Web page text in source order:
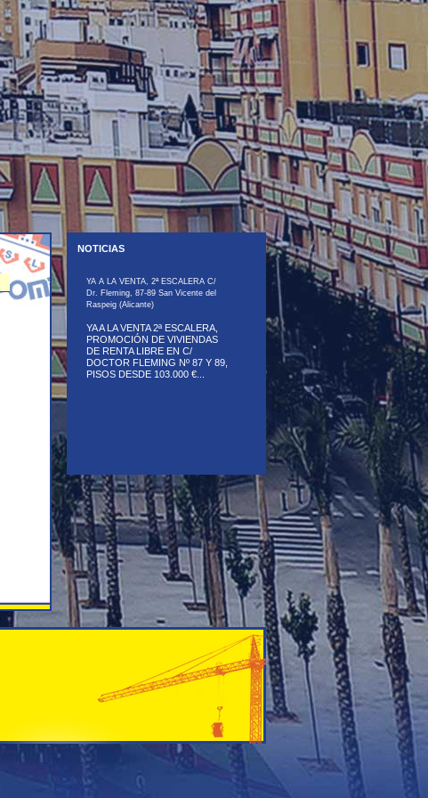
NOTICIAS
YA A LA VENTA, 2ª ESCALERA C/
Dr. Fleming, 87-89 San Vicente del
Raspeig (Alicante)
YA A LA VENTA 2ª ESCALERA,
PROMOCIÓN DE VIVIENDAS
DE RENTA LIBRE EN C/
DOCTOR FLEMING Nº 87 Y 89,
PISOS DESDE 103.000 €...
Para más información entra en
OFERTAS / NUEVAS OFERTAS
...
NUEVA OFERTA DE PROMOCIÓN
EN CALLE DOCTOR FLEMING 87-89
ALQUILER CON OPCIÓN A